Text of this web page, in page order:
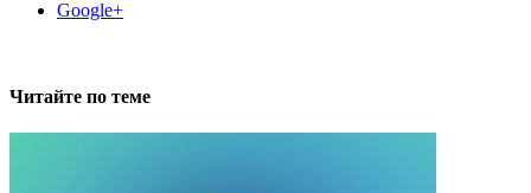
Google+
Читайте по теме